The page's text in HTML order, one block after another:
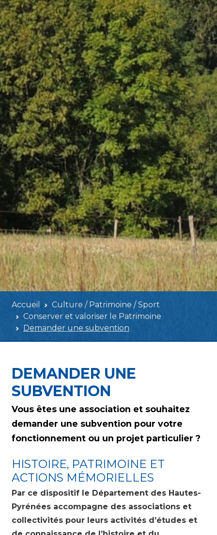
Accueil
Culture / Patrimoine / Sport
Conserver et valoriser le Patrimoine
Demander une subvention
DEMANDER UNE
SUBVENTION
Vous êtes une association et souhaitez
demander une subvention pour votre
fonctionnement ou un projet particulier ?
HISTOIRE, PATRIMOINE ET
ACTIONS MÉMORIELLES
Par ce dispositif le Département des Hautes-
Pyrénées accompagne des associations et
collectivités pour leurs activités d’études et